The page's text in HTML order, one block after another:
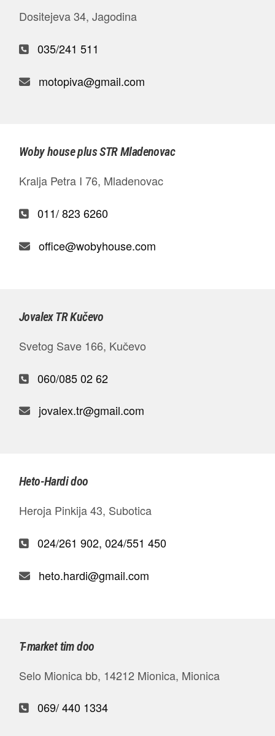
Dositejeva 34, Jagodina
035/241 511
motopiva@gmail.com
Woby house plus STR Mladenovac
Kralja Petra I 76, Mladenovac
011/ 823 6260
office@wobyhouse.com
Jovalex TR Kučevo
Svetog Save 166, Kučevo
060/085 02 62
jovalex.tr@gmail.com
Heto-Hardi doo
Heroja Pinkija 43, Subotica
024/261 902, 024/551 450
heto.hardi@gmail.com
T-market tim doo
Selo Mionica bb, 14212 Mionica, Mionica
069/ 440 1334